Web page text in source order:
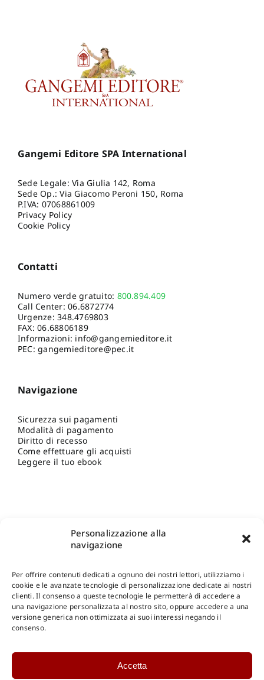
Personalizzazione alla
navigazione
Per offrire contenuti dedicati a ognuno dei nostri lettori, utilizziamo i
cookie e le avanzate tecnologie di personalizzazione dedicate ai nostri
clienti. Il consenso a queste tecnologie le permetterà di accedere a
una navigazione personalizzata al nostro sito, oppure accedere a una
versione generica non ottimizzata ai suoi interessi negando il
consenso.
Accetta
Gangemi Editore SPA International
Sede Legale: Via Giulia 142, Roma
Sede Op.: Via Giacomo Peroni 150, Roma
P.IVA: 07068861009
Privacy Policy
Cookie Policy
Contatti
Numero verde gratuito: 800.894.409
Call Center:06.6872774
Urgenze:348.4769803
FAX: 06.68806189
Informazioni: info@gangemieditore.it
PEC: gangemieditore@pec.it
Navigazione
Sicurezza sui pagamenti
Modalità di pagamento
Diritto di recesso
Come effettuare gli acquisti
Leggere il tuo ebook
Shop Gangemi Editore-Pagamenti Sicuri e anche Rateali
Catalogo Online
Catalogo Internazionale